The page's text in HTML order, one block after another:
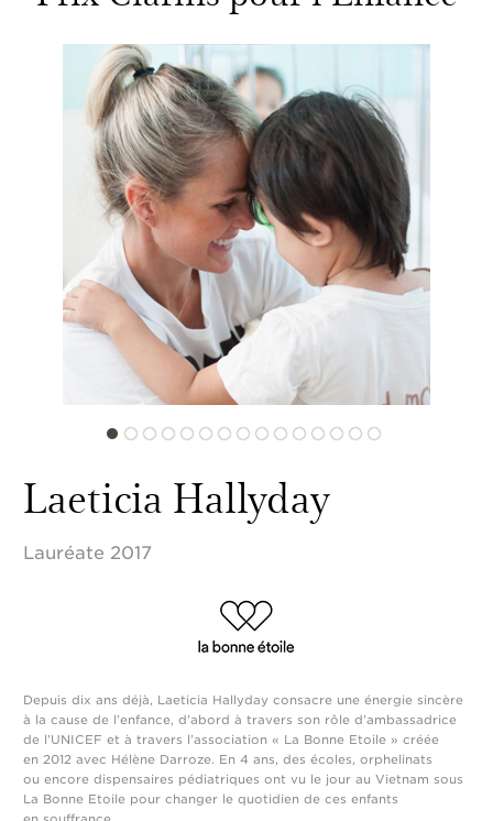
Laeticia Hallyday
Lauréate 2017
Depuis dix ans déjà, Laeticia Hallyday consacre une énergie sincère
à la cause de l’enfance, d’abord à travers son rôle d’ambassadrice
de l’UNICEF et à travers l’association « La Bonne Etoile » créée
en 2012 avec Hélène Darroze. En 4 ans, des écoles, orphelinats
ou encore dispensaires pédiatriques ont vu le jour au Vietnam sous
La Bonne Etoile pour changer le quotidien de ces enfants